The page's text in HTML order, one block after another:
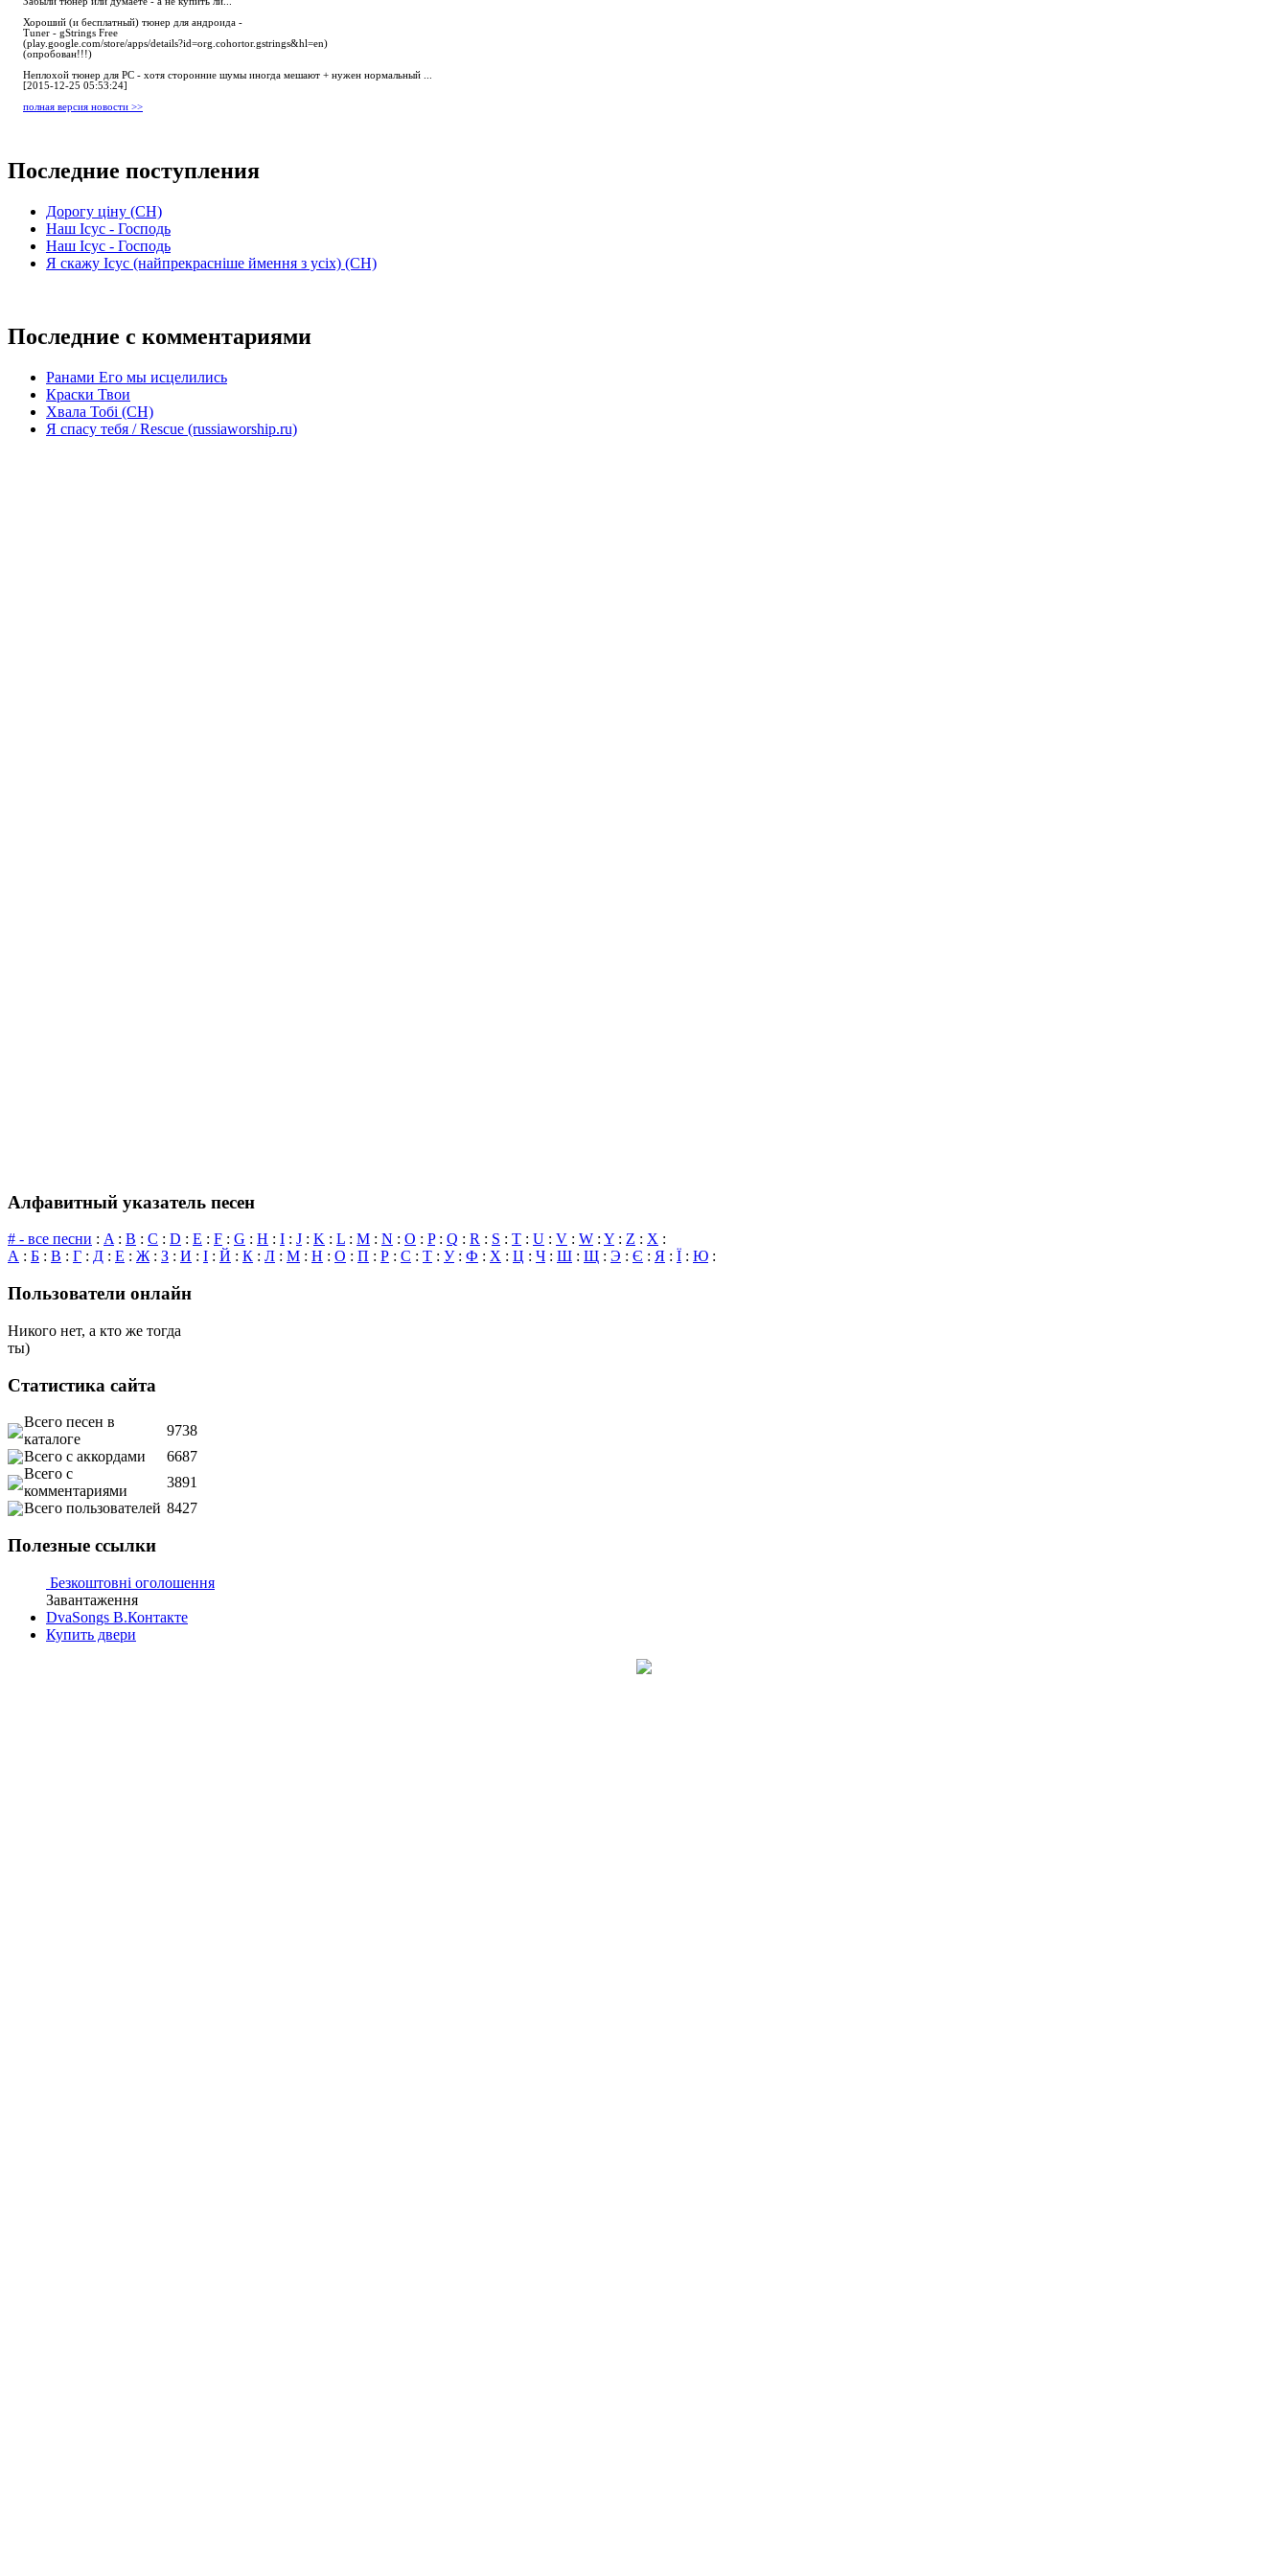
Хороший (и бесплатный) тюнер для андроида -
Tuner - gStrings Free
(play.google.com/store/apps/details?id=org.cohortor.gstrings&hl=en)
(опробован!!!)
Неплохой тюнер для РС - хотя сторонние шумы иногда мешают + нужен нормальный ...
[2015-12-25 05:53:24]
полная версия новости >>
Последние поступления
Дорогу ціну (СН)
Наш Ісус - Господь
Наш Ісус - Господь
Я скажу Ісус (найпрекрасніше ймення з усіх) (СН)
Последние с комментариями
Ранами Его мы исцелились
Краски Твои
Хвала Тобі (СН)
Я спасу тебя / Rescue (russiaworship.ru)
Алфавитный указатель песен
# - все песни : A: B : C : D : E : F : G : H : I : J : K : L : M : N : O : P: Q : R : S : T : U : V : W : Y : Z : X :
А : Б : В : Г : Д : Е : Ж: З : И : І : Й : К : Л : М : Н : О : П : Р : С : Т : У: Ф : Х : Ц : Ч : Ш : Щ : Э : Є : Я : Ї : Ю :
Пользователи онлайн
Никого нет, а кто же тогда
ты)
Статистика сайта
Всего песен в
каталоге
9738
Всего с аккордами
6687
Всего с
комментариями
3891
Всего пользователей 8427
Полезные ссылки
Безкоштовні оголошення
Завантаження
DvaSongs В.Контакте
Купить двери